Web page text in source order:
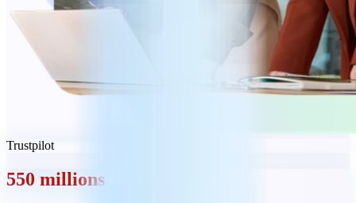
Trustpilot
550 millions